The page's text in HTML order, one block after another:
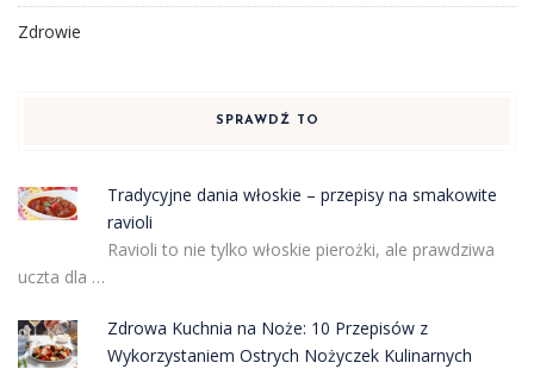
Zdrowie
SPRAWDŹ TO
Tradycyjne dania włoskie – przepisy na smakowite
ravioli
Ravioli to nie tylko włoskie pierożki, ale prawdziwa
uczta dla …
Zdrowa Kuchnia na Noże: 10 Przepisów z
Wykorzystaniem Ostrych Nożyczek Kulinarnych